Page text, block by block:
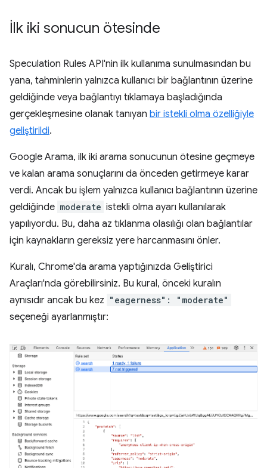
İlk iki sonucun ötesinde
Speculation Rules API'nin ilk kullanıma sunulmasından bu
yana, tahminlerin yalnızca kullanıcı bir bağlantının üzerine
geldiğinde veya bağlantıyı tıklamaya başladığında
gerçekleşmesine olanak tanıyan bir istekli olma özelliğiyle
geliştirildi.
Google Arama, ilk iki arama sonucunun ötesine geçmeye
ve kalan arama sonuçlarını da önceden getirmeye karar
verdi. Ancak bu işlem yalnızca kullanıcı bağlantının üzerine
geldiğinde moderate istekli olma ayarı kullanılarak
yapılıyordu. Bu, daha az tıklanma olasılığı olan bağlantılar
için kaynakların gereksiz yere harcanmasını önler.
Kuralı, Chrome'da arama yaptığınızda Geliştirici
Araçları'nda görebilirsiniz. Bu kural, önceki kuralın
aynısıdır ancak bu kez "eagerness": "moderate"
seçeneği ayarlanmıştır: